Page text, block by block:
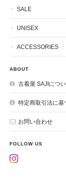
SALE
UNISEX
ACCESSORIES
ABOUT
古着屋 SAJIにつ
特定商取引法に基
お問い合わせ
FOLLOW US